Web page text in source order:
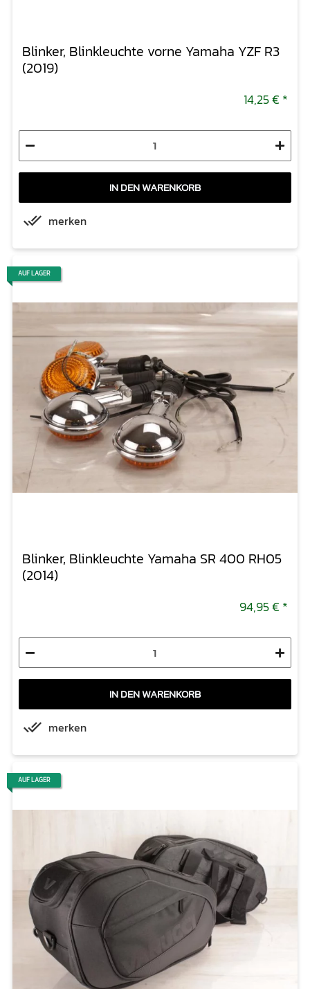
Blinker, Blinkleuchte vorne Yamaha YZF R3
(2019)
14,25 € *
IN DEN WARENKORB
merken
AUF LAGER
Blinker, Blinkleuchte Yamaha SR 400 RH05
(2014)
94,95 € *
IN DEN WARENKORB
merken
AUF LAGER